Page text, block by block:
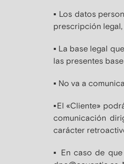
▪ Los datos
prescripción
▪ La base legal
las presentes
▪ No va a
▪El «Cliente»
comunicación
carácter
▪ En caso de